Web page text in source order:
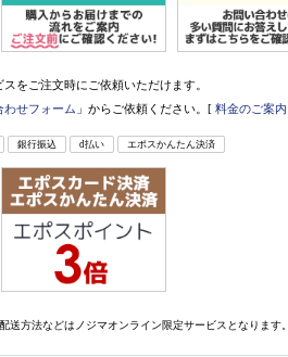
をご注文時にご依頼いただけます。
わせフォーム 」からご依頼ください。[ 料金のご案内
銀行振込 d払い エポスかんたん決済
送方法などはノジマオンライン限定サービスとなります。